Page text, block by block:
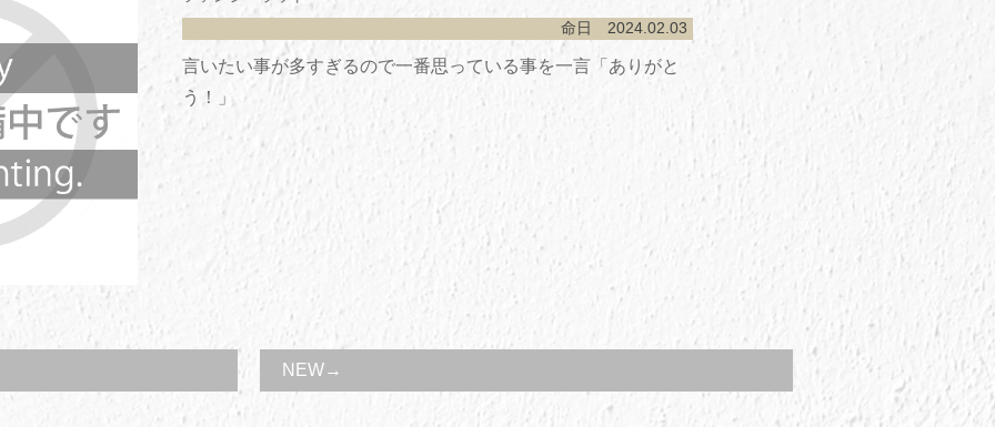
命日 2024.02.03
言いたい事が多すぎるので一番思っている事を一言「ありがと
う！」
NEW→